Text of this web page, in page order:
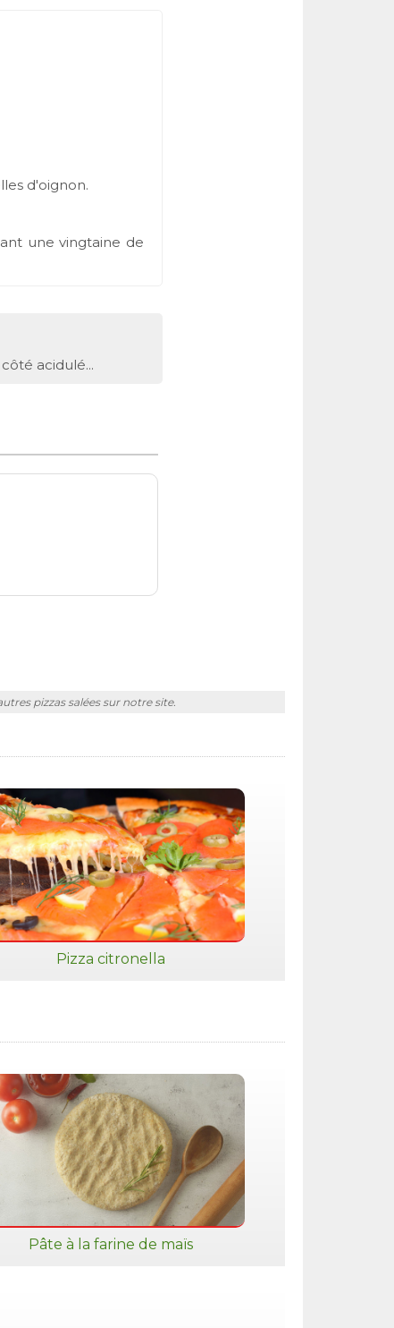
d'oignon.
une vingtaine de
acidulé...
pizzas salées sur notre site.
Pizza citronella
Pâte à la farine de maïs